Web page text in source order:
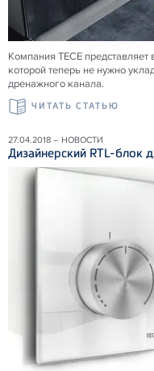
Компания ТЕСЕ
которой теперь не нужно
дренажного канала.
ЧИТАТЬ СТАТЬЮ
27.04.2018 – НОВОСТИ
Дизайнерский RTL-блок